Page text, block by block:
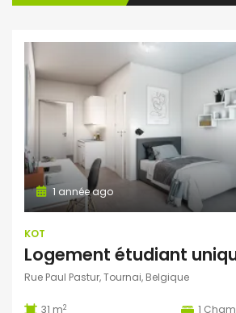
1 année ago
KOT
Rue Paul Pastur, Tournai, Belgique
31 m2 1